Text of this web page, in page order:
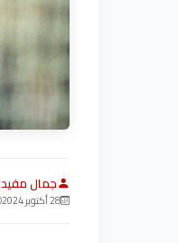
جمال مفيد
28 أكتوبر 2024